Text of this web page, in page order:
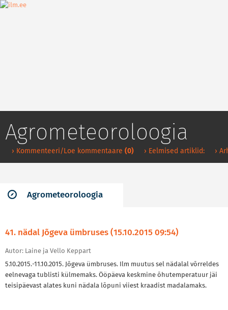
Agrometeoroloogia
› Kommenteeri/Loe kommentaare (0) › Eelmised artiklid: ›
Agrometeoroloogia
41. nädal Jõgeva ümbruses (15.10.2015 09:54)
Autor: Laine ja Vello Keppart
5.10.2015.-11.10.2015. Jõgeva ümbruses. Ilm muutus sel nädalal võrreldes
eelnevaga tublisti külmemaks. Ööpäeva keskmine õhutemperatuur jäi
teisipäevast alates kuni nädala lõpuni viiest kraadist madalamaks.